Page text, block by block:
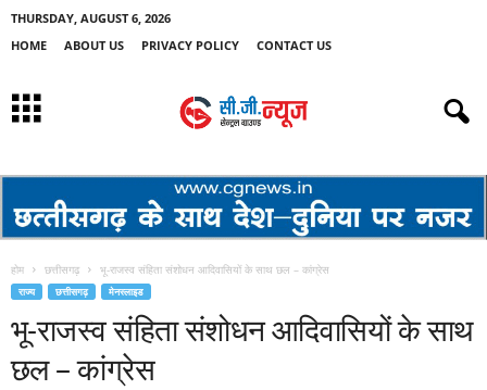
THURSDAY, AUGUST 6, 2026
HOME
ABOUT US PRIVACY POLICY CONTACT US
होम छत्तीसगढ़ भू-राजस्व संहिता संशोधन आदिवासियों के साथ छल – कांग्रेस
राज्य छत्तीसगढ़ मेनस्लाइड
भू-राजस्व संहिता संशोधन आदिवासियों के साथ
छल – कांग्रेस